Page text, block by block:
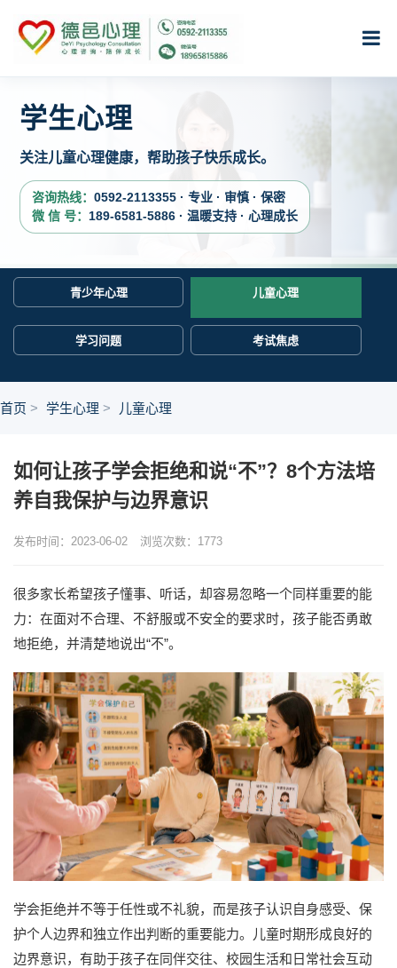
学生心理
关注儿童心理健康，帮助孩子快乐成长。
咨询热线： 0592-2113355 · 专业 · 审慎 · 保密
微 信 号： 189-6581-5886 · 温暖支持 · 心理成长
青少年心理 儿童心理
学习问题 考试焦虑
首页 学生心理 儿童心理
如何让孩子学会拒绝和说“不”？8个方法培
养自我保护与边界意识
发布时间：2023-06-02 浏览次数： 1773
很多家长希望孩子懂事、听话，却容易忽略一个同样重要的能
力：在面对不合理、不舒服或不安全的要求时，孩子能否勇敢
地拒绝，并清楚地说出“不”。
学会拒绝并不等于任性或不礼貌，而是孩子认识自身感受、保
护个人边界和独立作出判断的重要能力。儿童时期形成良好的
边界意识，有助于孩子在同伴交往、校园生活和日常社会互动